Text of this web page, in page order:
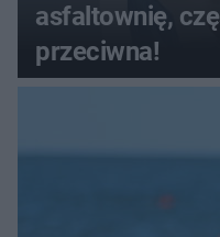
asfaltownię,
przeciwna!